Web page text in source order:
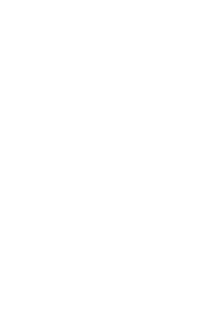
thao và Du lịch Lâm Đồng.
Du lịch Lâm Đồng
tâm Hành chính tỉnh Lâm
Xuân Hương - Đà Lạt, tỉnh
Báo chí - Bộ Văn hóa Thông tin